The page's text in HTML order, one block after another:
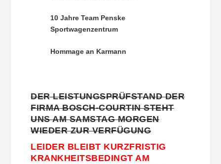
10 Jahre Team Penske
Sportwagenzentrum
Hommage an Karmann
DER LEISTUNGSPRÜFSTAND DER
FIRMA BOSCH-COURTIN STEHT
UNS AM SAMSTAG MORGEN
WIEDER ZUR VERFÜGUNG
LEIDER BLEIBT KURZFRISTIG
KRANKHEITSBEDINGT AM